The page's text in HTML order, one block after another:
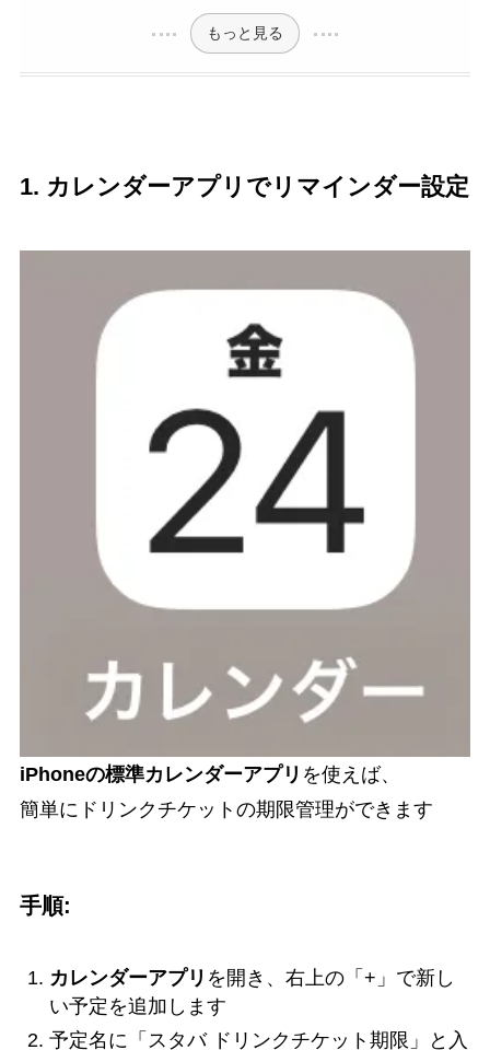
もっと見る
1. カレンダーアプリでリマインダー設定
iPhoneの標準カレンダーアプリ を使えば、
簡単にドリンクチケットの期限管理ができます
手順:
カレンダーアプリ を開き、右上の「+」で新し
い予定を追加します
予定名に「スタバ ドリンクチケット期限」と入